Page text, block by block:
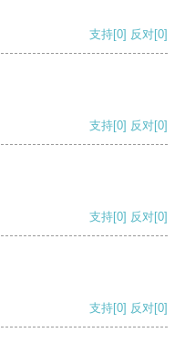
支持[0] 反对[0]
支持[0] 反对[0]
支持[0] 反对[0]
支持[0] 反对[0]